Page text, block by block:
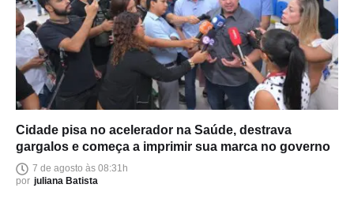
Cidade pisa no acelerador na Saúde, destrava
gargalos e começa a imprimir sua marca no governo
7 de agosto às 08:31h
por juliana Batista